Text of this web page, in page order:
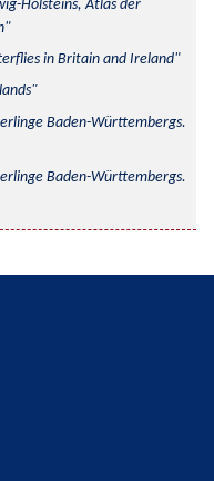
Holsteins, Atlas der
in Britain and Ireland
Baden-Württembergs.
Baden-Württembergs.